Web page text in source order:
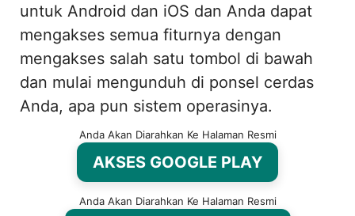
untuk Android dan iOS dan Anda dapat
mengakses semua fiturnya dengan
mengakses salah satu tombol di bawah
dan mulai mengunduh di ponsel cerdas
Anda, apa pun sistem operasinya.
Anda Akan Diarahkan Ke Halaman Resmi
AKSES GOOGLE PLAY
Anda Akan Diarahkan Ke Halaman Resmi